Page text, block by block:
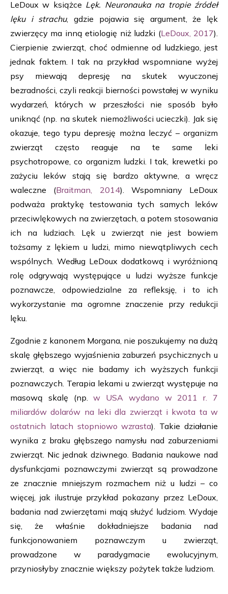
LeDoux w książce Lęk. Neuronauka na tropie źródeł
lęku i strachu, gdzie pojawia się argument, że lęk
zwierzęcy ma inną etiologię niż ludzki (LeDoux, 2017).
Cierpienie zwierząt, choć odmienne od ludzkiego, jest
jednak faktem. I tak na przykład wspomniane wyżej
psy miewają depresję na skutek wyuczonej
bezradności, czyli reakcji bierności powstałej w wyniku
wydarzeń, których w przeszłości nie sposób było
uniknąć (np. na skutek niemożliwości ucieczki). Jak się
okazuje, tego typu depresję można leczyć – organizm
zwierząt często reaguje na te same leki
psychotropowe, co organizm ludzki. I tak, krewetki po
zażyciu leków stają się bardzo aktywne, a wręcz
waleczne (Braitman, 2014). Wspomniany LeDoux
podważa praktykę testowania tych samych leków
przeciwlękowych na zwierzętach, a potem stosowania
ich na ludziach. Lęk u zwierząt nie jest bowiem
tożsamy z lękiem u ludzi, mimo niewątpliwych cech
wspólnych. Według LeDoux dodatkową i wyróżnioną
rolę odgrywają występujące u ludzi wyższe funkcje
poznawcze, odpowiedzialne za refleksję, i to ich
wykorzystanie ma ogromne znaczenie przy redukcji
lęku.
Zgodnie z kanonem Morgana, nie poszukujemy na dużą
skalę głębszego wyjaśnienia zaburzeń psychicznych u
zwierząt, a więc nie badamy ich wyższych funkcji
poznawczych. Terapia lekami u zwierząt występuje na
masową skalę (np.w USA wydano w 2011 r. 7
miliardów dolarów na leki dla zwierząt i kwota ta w
ostatnich latach stopniowo wzrasta). Takie działanie
wynika z braku głębszego namysłu nad zaburzeniami
zwierząt. Nic jednak dziwnego. Badania naukowe nad
dysfunkcjami poznawczymi zwierząt są prowadzone
ze znacznie mniejszym rozmachem niż u ludzi – co
więcej, jak ilustruje przykład pokazany przez LeDoux,
badania nad zwierzętami mają służyć ludziom. Wydaje
się, że właśnie dokładniejsze badania nad
funkcjonowaniem poznawczym u zwierząt,
prowadzone w paradygmacie ewolucyjnym,
przyniosłyby znacznie większy pożytek także ludziom.